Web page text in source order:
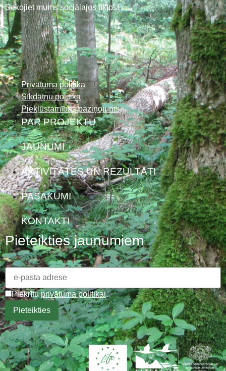
Sekojiet mums sociālajos tīklos!
Privātuma politika
Sīkdatņu politika
Piekļūstamības paziņojums
PAR PROJEKTU
JAUNUMI
AKTIVITĀTES UN REZULTĀTI
PASĀKUMI
KONTAKTI
Pieteikties jaunumiem
Piekrītuprivātuma politikai.